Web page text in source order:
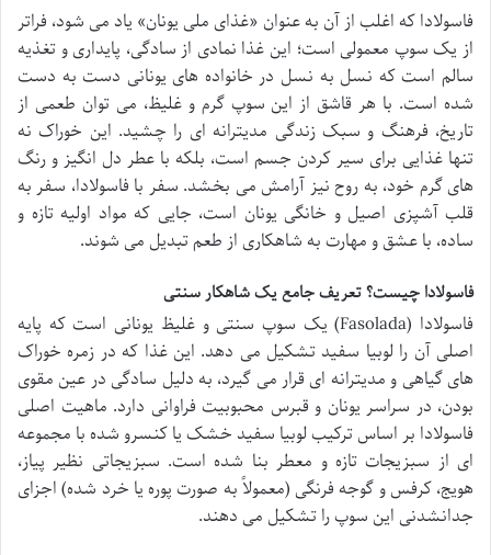
فاسولادا که اغلب از آن به عنوان «غذای ملی یونان» یاد می شود، فراتر
از یک سوپ معمولی است؛ این غذا نمادی از سادگی، پایداری و تغذیه
سالم است که نسل به نسل در خانواده های یونانی دست به دست
شده است. با هر قاشق از این سوپ گرم و غلیظ، می توان طعمی از
تاریخ، فرهنگ و سبک زندگی مدیترانه ای را چشید. این خوراک نه
تنها غذایی برای سیر کردن جسم است، بلکه با عطر دل انگیز و رنگ
های گرم خود، به روح نیز آرامش می بخشد. سفر با فاسولادا، سفر به
قلب آشپزی اصیل و خانگی یونان است، جایی که مواد اولیه تازه و
ساده، با عشق و مهارت به شاهکاری از طعم تبدیل می شوند.
فاسولادا چیست؟ تعریف جامع یک شاهکار سنتی
فاسولادا (Fasolada) یک سوپ سنتی و غلیظ یونانی است که پایه
اصلی آن را لوبیا سفید تشکیل می دهد. این غذا که در زمره خوراک
های گیاهی و مدیترانه ای قرار می گیرد، به دلیل سادگی در عین مقوی
بودن، در سراسر یونان و قبرس محبوبیت فراوانی دارد. ماهیت اصلی
فاسولادا بر اساس ترکیب لوبیا سفید خشک یا کنسرو شده با مجموعه
ای از سبزیجات تازه و معطر بنا شده است. سبزیجاتی نظیر پیاز،
هویج، کرفس و گوجه فرنگی (معمولاً به صورت پوره یا خرد شده) اجزای
جدانشدنی این سوپ را تشکیل می دهند.